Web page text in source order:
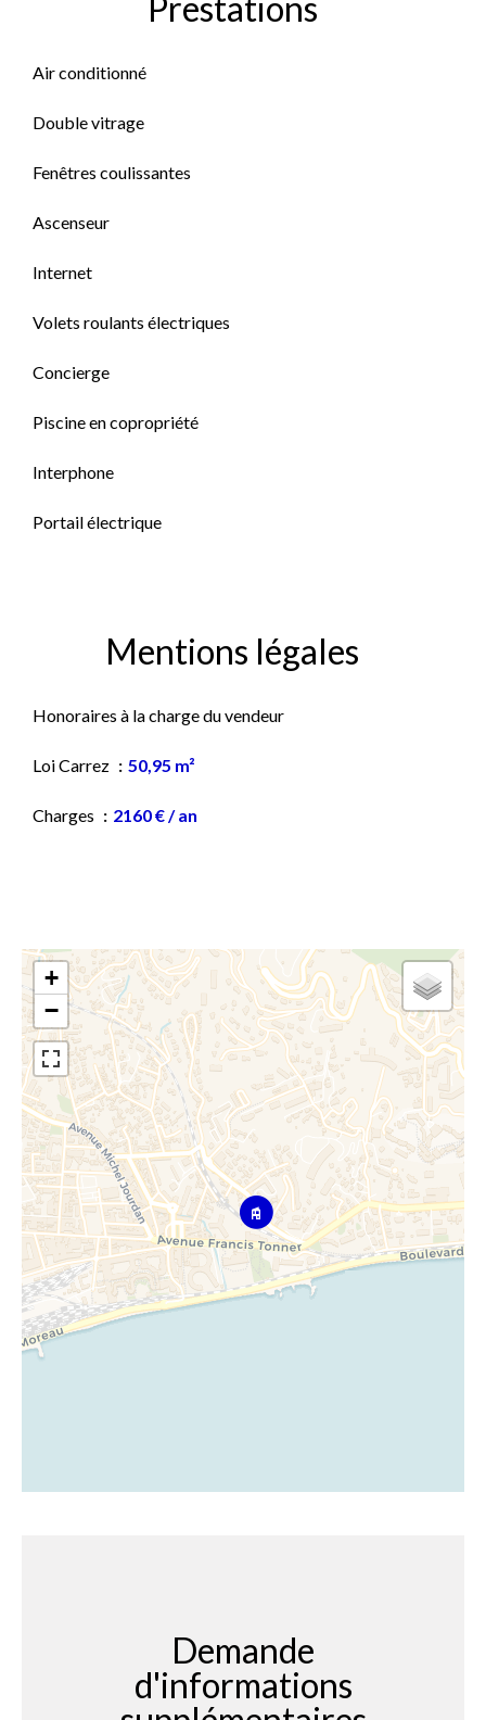
Air conditionné
Double vitrage
Fenêtres coulissantes
Ascenseur
Internet
Volets roulants électriques
Concierge
Piscine en copropriété
Interphone
Portail électrique
Mentions légales
Honoraires à la charge du vendeur
Loi Carrez 50,95 m²
Charges 2160 € / an
+
−
Demande
d'informations